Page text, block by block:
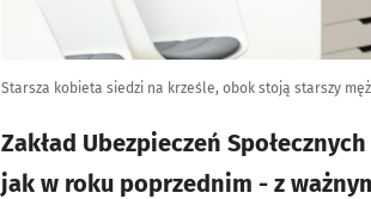
Starsza kobieta siedzi na krześle, obok stoją starszy
Zakład Ubezpieczeń
jak w roku poprzednim - z